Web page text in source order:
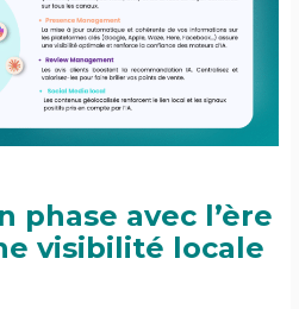
phase avec l’ère
visibilité locale